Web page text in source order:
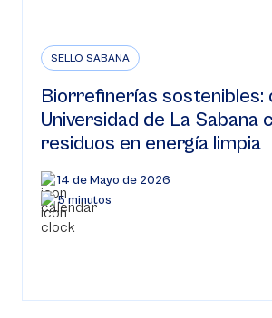
SELLO SABANA
Biorrefinerías sostenibles:
Universidad de La Sabana
residuos en energía limpia
14 de Mayo de 2026
5 minutos